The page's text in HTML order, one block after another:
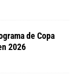
de Copa
2026